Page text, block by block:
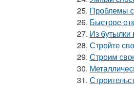
25. Проблемы
26. Быстрое
27. Из бутылки
28. Стройте
29. Строим
30.
31.